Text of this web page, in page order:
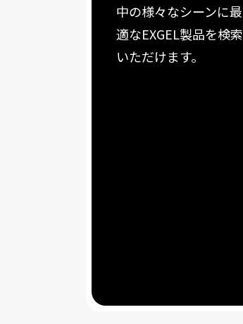
中の様々なシーンに最
適なEXGEL製品を検索
いただけます。